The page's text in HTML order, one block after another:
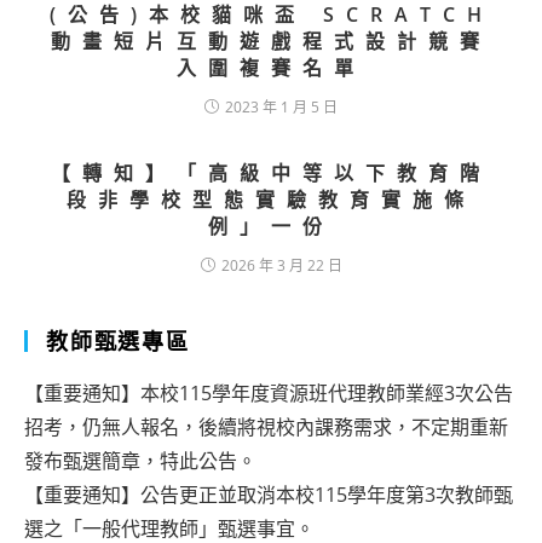
(公告)本校貓咪盃 SCRATCH
動畫短片互動遊戲程式設計競賽
入圍複賽名單
2023 年 1 月 5 日
【轉知】「高級中等以下教育階
段非學校型態實驗教育實施條
例」一份
2026 年 3 月 22 日
教師甄選專區
【重要通知】本校115學年度資源班代理教師業經3次公告
招考，仍無人報名，後續將視校內課務需求，不定期重新
發布甄選簡章，特此公告。
【重要通知】公告更正並取消本校115學年度第3次教師甄
選之「一般代理教師」甄選事宜。